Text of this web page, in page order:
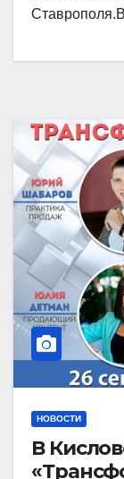
НОВОСТИ
В